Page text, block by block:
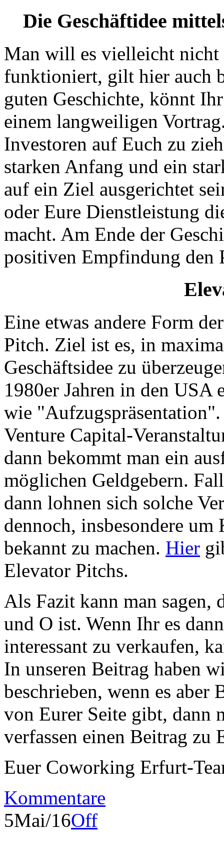
Die Geschäftidee
Man will es vielleicht nicht
funktioniert, gilt hier auch
guten Geschichte, könnt
einem langweiligen
Investoren auf Euch zu
starken Anfang und ein
auf ein Ziel ausgerichtet
oder Eure Dienstleistung
macht. Am Ende der
positiven Empfindung den
Eine etwas andere Form
Pitch. Ziel ist es, in
Geschäftsidee zu
1980er Jahren in den USA
wie
Venture Capital-
dann bekommt man ein
möglichen Geldgebern.
dann lohnen sich solche
dennoch, insbesondere
bekannt zu machen. Hier
Elevator Pitchs.
Als Fazit kann man sagen,
und O ist. Wenn Ihr es
interessant zu verkaufen,
In unseren Beitrag haben
beschrieben, wenn es
von Eurer Seite gibt, dann
verfassen einen Beitrag zu
Euer Coworking Erfurt-
Kommentare
5Mai/16Off